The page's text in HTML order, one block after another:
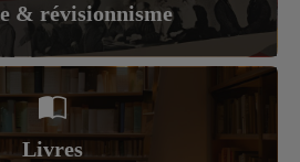
& révisionnisme
Livres